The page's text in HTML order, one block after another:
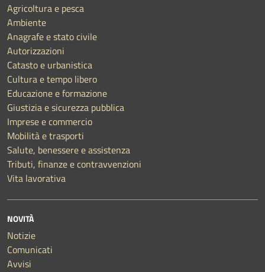
Agricoltura e pesca
Ambiente
Anagrafe e stato civile
Autorizzazioni
Catasto e urbanistica
Cultura e tempo libero
Educazione e formazione
Giustizia e sicurezza pubblica
Imprese e commercio
Mobilità e trasporti
Salute, benessere e assistenza
Tributi, finanze e contravvenzioni
Vita lavorativa
NOVITÀ
Notizie
Comunicati
Avvisi